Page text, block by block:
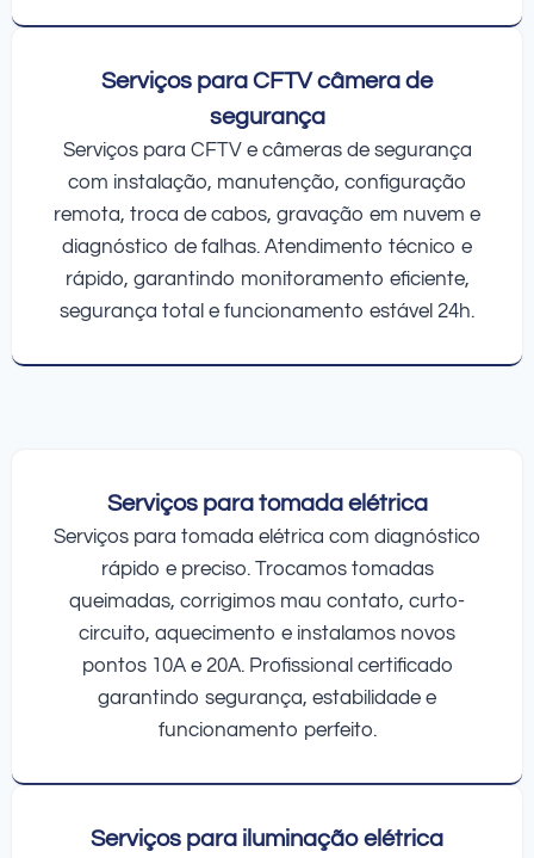
Serviços para CFTV câmera de
segurança
Serviços para CFTV e câmeras de segurança
com instalação, manutenção, configuração
remota, troca de cabos, gravação em nuvem e
diagnóstico de falhas. Atendimento técnico e
rápido, garantindo monitoramento eficiente,
segurança total e funcionamento estável 24h.
Serviços para tomada elétrica
Serviços para tomada elétrica com diagnóstico
rápido e preciso. Trocamos tomadas
queimadas, corrigimos mau contato, curto-
circuito, aquecimento e instalamos novos
pontos 10A e 20A. Profissional certificado
garantindo segurança, estabilidade e
funcionamento perfeito.
Serviços para iluminação elétrica